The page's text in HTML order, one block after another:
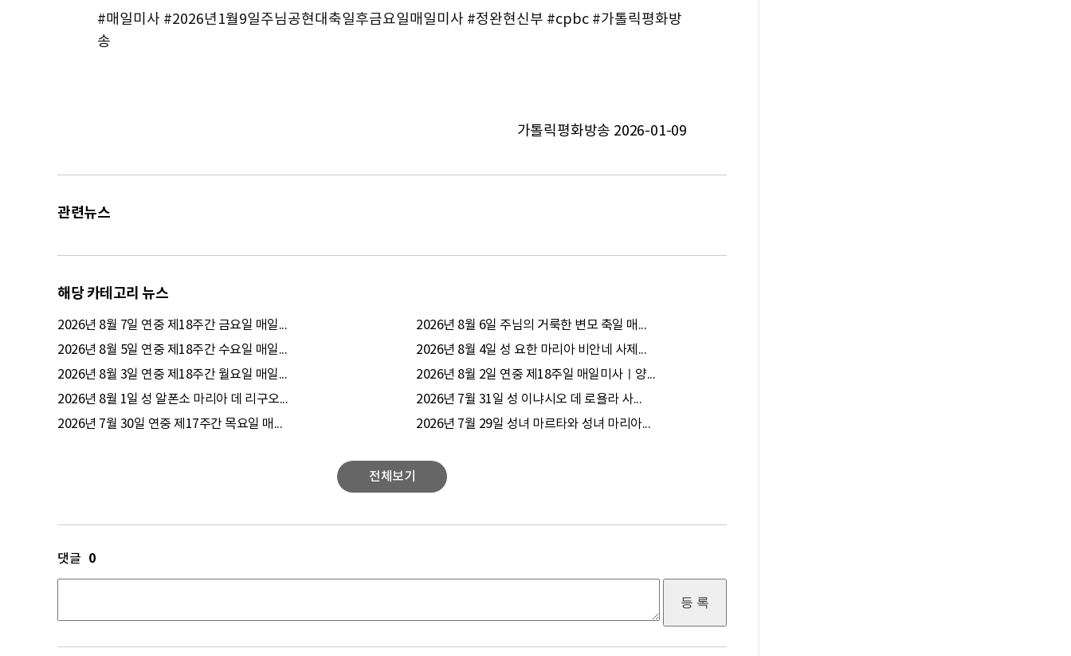
#매일미사 #2026년1월9일주님공현대축일후금요일매일미사 #정완현신부 #cpbc #가톨릭평화방
송
가톨릭평화방송 2026-01-09
관련뉴스
해당 카테고리 뉴스
2026년 8월 7일 연중 제18주간 금요일 매일...
2026년 8월 6일 주님의 거룩한 변모 축일 매...
2026년 8월 5일 연중 제18주간 수요일 매일...
2026년 8월 4일 성 요한 마리아 비안네 사제...
2026년 8월 3일 연중 제18주간 월요일 매일...
2026년 8월 2일 연중 제18주일 매일미사ㅣ양...
2026년 8월 1일 성 알폰소 마리아 데 리구오...
2026년 7월 31일 성 이냐시오 데 로욜라 사...
2026년 7월 30일 연중 제17주간 목요일 매...
2026년 7월 29일 성녀 마르타와 성녀 마리아...
전체보기
댓글 0